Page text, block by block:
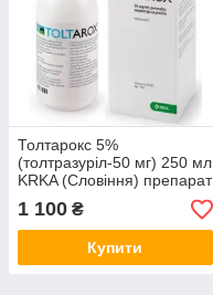
Толтарокс 5%
(толтразуріл-50 мг) 250 мл
KRKA (Словіння) препарат
для профілактики та
лікування кокцидіозу
1 100 ₴
Купити